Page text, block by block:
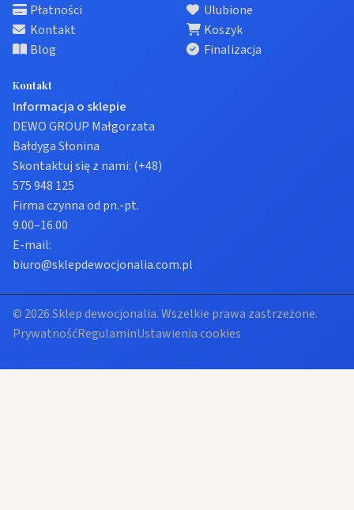
Płatności
Kontakt
Blog
Ulubione
Koszyk
Finalizacja
Kontakt
Informacja o sklepie
DEWO GROUP Małgorzata
Bałdyga Słonina
Skontaktuj się z nami: (+48)
575 948 125
Firma czynna od pn.-pt.
9.00–16.00
E-mail:
biuro@sklepdewocjonalia.com.pl
© 2026 Sklep dewocjonalia. Wszelkie prawa zastrzeżone.
PrywatnośćRegulaminUstawienia cookies